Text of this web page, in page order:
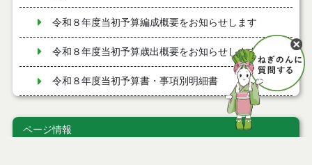
令和８年度当初予算編成概要をお知らせします
令和８年度当初予算歳出概要をお知らせします
令和８年度当初予算書・事項別明細書
令和７年度補正予算書・事項別明細書（第１７号補
ページ情報